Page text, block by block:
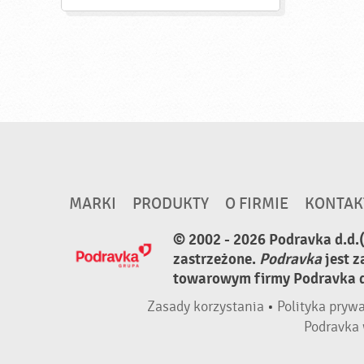
MARKI PRODUKTY O FIRMIE
© 2002 - 2026 Podravka
zastrzeżone. Podravkajest
towarowym firmy Podravka
Zasady korzystania • Polityka